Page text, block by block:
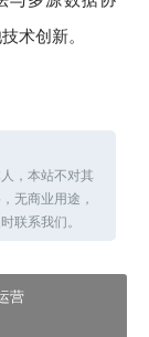
术创新。
，本站不对其
无商业用途，
联系我们。
开始试运营